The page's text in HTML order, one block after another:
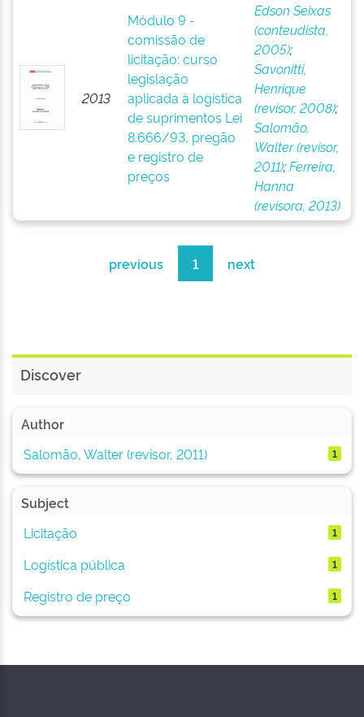
2013
Módulo 9 -
comissão de
licitação: curso
legislação
aplicada à logística
de suprimentos Lei
8.666/93, pregão
e registro de
preços
Edson Seixas
(conteudista,
2005);
Savonitti,
Henrique
(revisor, 2008);
Salomão,
Walter (revisor,
2011);Ferreira,
Hanna
(revisora, 2013)
previous 1 next
Discover
Author
Salomão, Walter (revisor, 2011)
1
Subject
Licitação
1
Logística pública 1
Registro de preço 1